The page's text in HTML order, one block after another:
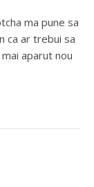
ma pune sa
ca ar trebui sa
aparut nou